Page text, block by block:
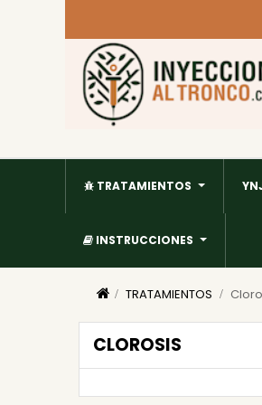
TRATAMIENTOS
INSTRUCCIONES
TRATAMIENTOS
CLOROSIS